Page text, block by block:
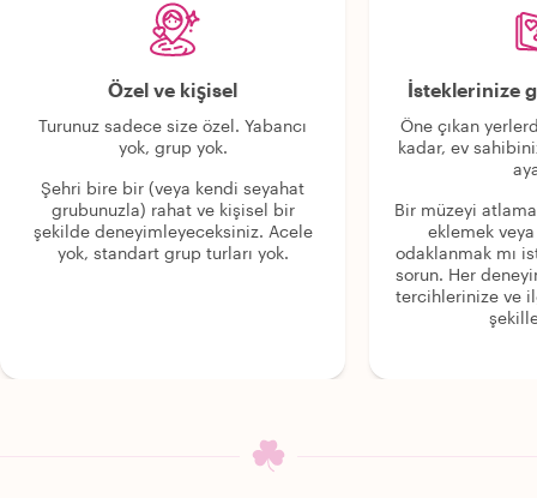
Özel ve kişisel
Turunuz sadece size özel. Yabancı
yok, grup yok.
Şehri bire bir (veya kendi seyahat
grubunuzla) rahat ve kişisel bir
şekilde deneyimleyeceksiniz. Acele
yok, standart grup turları yok.
İsteklerinize
Öne çıkan
kadar, ev
Bir müzeyi
eklemek
odaklanmak mı
sorun. Her
tercihlerinize ve